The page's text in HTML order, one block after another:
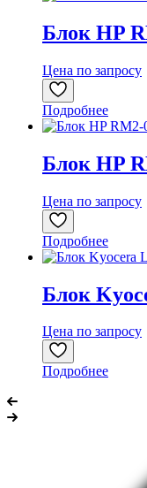
Блок HP
Цена по запросу
Подробнее
Блок HP
Цена по запросу
Подробнее
Блок
Цена по запросу
Подробнее